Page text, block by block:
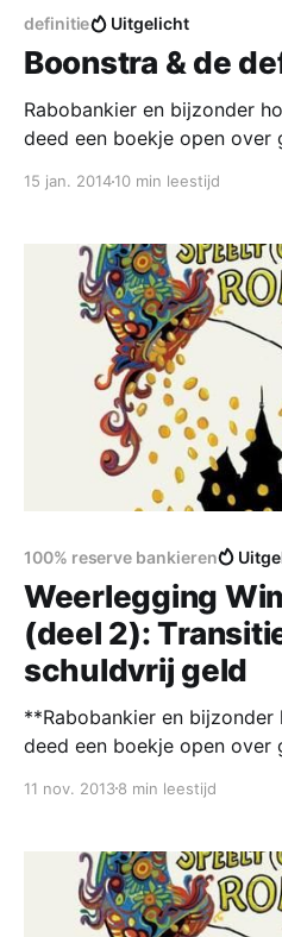
definitie Uitgelicht
Boonstra & de
Rabobankier en bijzonder
deed een boekje open over
geld-speelt-geen-rol/]. Hoe
Boonstra geeft helder
over geld en de staat. Dat
15 jan. 201410 min leestijd
100% reserve bankieren
Weerlegging
(deel 2):
schuldvrij geld
**Rabobankier en bijzonder
deed een boekje open over
geld-speelt-geen-rol/]. Hoe
Boonstra geeft helder
over geld en de staat. Dat
11 nov. 20138 min leestijd